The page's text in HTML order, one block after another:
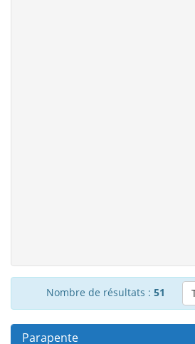
Nombre de résultats : 51
Parapente